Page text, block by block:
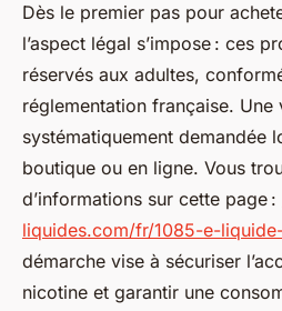
Dès le premier pas pour
l’aspect légal s’impose : ces
réservés aux adultes,
réglementation française. Une
systématiquement demandée
boutique ou en ligne. Vous
d’informations sur cette page :
liquides.com/fr/1085-e-
démarche vise à sécuriser
nicotine et garantir une